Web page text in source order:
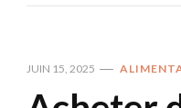
JUIN 15, 2025